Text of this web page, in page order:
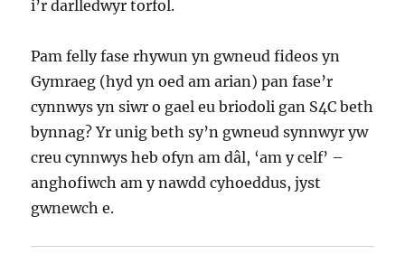
i’r darlledwyr torfol.
Pam felly fase rhywun yn gwneud fideos yn
Gymraeg (hyd yn oed am arian) pan fase’r
cynnwys yn siwr o gael eu briodoli gan S4C beth
bynnag? Yr unig beth sy’n gwneud synnwyr yw
creu cynnwys heb ofyn am dâl, ‘am y celf’ –
anghofiwch am y nawdd cyhoeddus, jyst
gwnewch e.